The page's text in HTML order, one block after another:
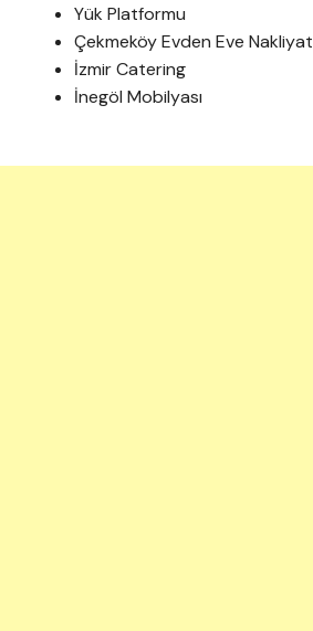
Yük Platformu
Çekmeköy Evden Eve Nakliyat
İzmir Catering
İnegöl Mobilyası